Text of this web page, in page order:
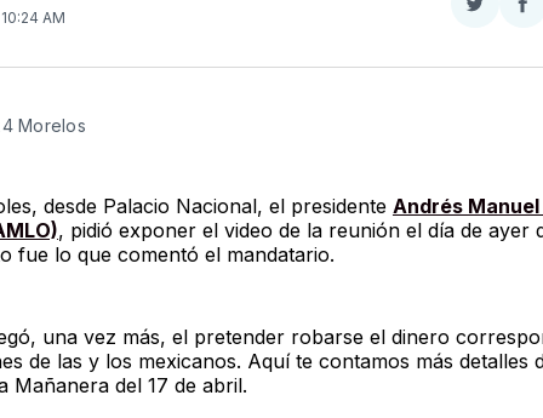
AM
Twitter
Morelos
desde Palacio Nacional, el presidente Andrés
, pidió exponer el video de la reunión el día de ayer
fue lo que comentó el mandatario.
una vez más, el pretender robarse el dinero
de las y los mexicanos. Aquí te contamos más detalles
Mañanera del 17 de abril.